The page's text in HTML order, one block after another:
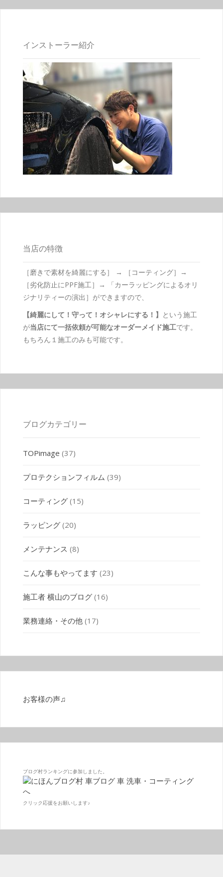
インストーラー紹介
当店の特徴
［磨きで素材を綺麗にする］ → ［コーティング］→
［劣化防止にPPF施工］→ 「カーラッピングによるオリ
ジナリティーの演出］ができますので、
【綺麗にして！守って！オシャレにする！】 という施工
が当店にて一括依頼が可能なオーダーメイド施工です。
もちろん１施工のみも可能です。
ブログカテゴリー
TOPimage (37)
プロテクションフィルム (39)
コーティング(15)
ラッピング(20)
メンテナンス (8)
こんな事もやってます (23)
施工者 横山のブログ(16)
業務連絡・その他(17)
お客様の声♫
ブログ村ランキングに参加しました。
クリック応援をお願いします♪